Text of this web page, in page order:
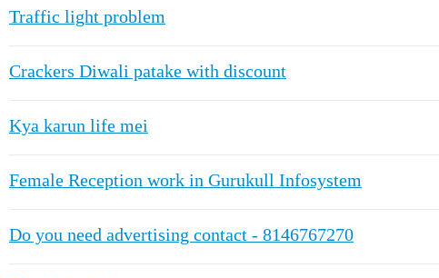
Traffic light problem
Crackers Diwali patake with discount
Kya karun life mei
Female Reception work in Gurukull Infosystem
Do you need advertising contact - 8146767270